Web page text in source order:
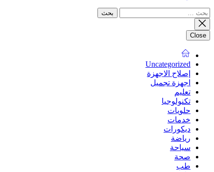
البحث
عن:
Close
Uncategorized
إصلاح الاجهزة
اجهزة تجميل
تعليم
تكنولوجيا
حلويات
خدمات
ديكورات
رياضة
سياحة
صحة
طب